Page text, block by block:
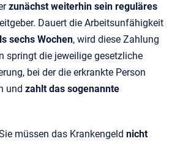
zunächst weiterhin sein reguläres
Dauert die Arbeitsunfähigkeit
sechs Wochen, wird diese Zahlung
springt die jeweilige gesetzliche
bei der die erkrankte Person
und zahlt das sogenannte
müssen das Krankengeld nicht